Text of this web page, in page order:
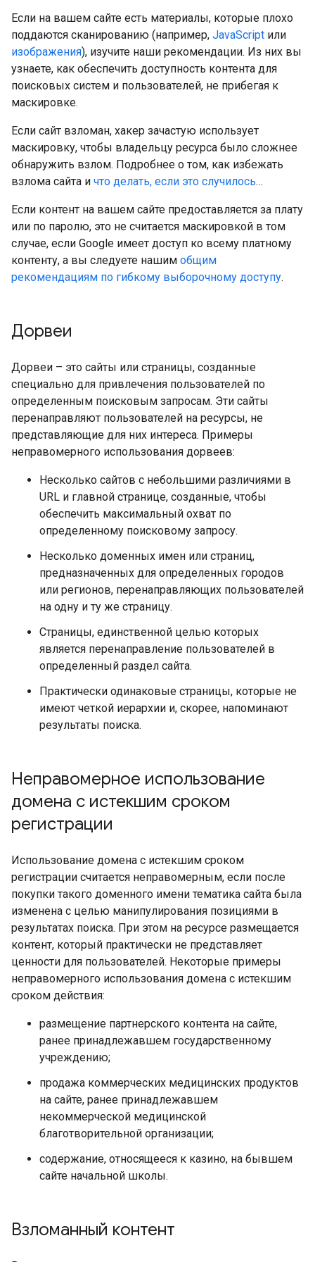
Если на вашем сайте есть материалы, которые плохо
поддаются сканированию (например, JavaScript или
изображения), изучите наши рекомендации. Из них вы
узнаете, как обеспечить доступность контента для
поисковых систем и пользователей, не прибегая к
маскировке.
Если сайт взломан, хакер зачастую использует
маскировку, чтобы владельцу ресурса было сложнее
обнаружить взлом. Подробнее о том, как избежать
взлома сайта и что делать, если это случилось…
Если контент на вашем сайте предоставляется за плату
или по паролю, это не считается маскировкой в том
случае, если Google имеет доступ ко всему платному
контенту, а вы следуете нашим общим
рекомендациям по гибкому выборочному доступу.
Дорвеи
Дорвеи – это сайты или страницы, созданные
специально для привлечения пользователей по
определенным поисковым запросам. Эти сайты
перенаправляют пользователей на ресурсы, не
представляющие для них интереса. Примеры
неправомерного использования дорвеев:
Несколько сайтов с небольшими различиями в
URL и главной странице, созданные, чтобы
обеспечить максимальный охват по
определенному поисковому запросу.
Несколько доменных имен или страниц,
предназначенных для определенных городов
или регионов, перенаправляющих пользователей
на одну и ту же страницу.
Страницы, единственной целью которых
является перенаправление пользователей в
определенный раздел сайта.
Практически одинаковые страницы, которые не
имеют четкой иерархии и, скорее, напоминают
результаты поиска.
Неправомерное использование
домена с истекшим сроком
регистрации
Использование домена с истекшим сроком
регистрации считается неправомерным, если после
покупки такого доменного имени тематика сайта была
изменена с целью манипулирования позициями в
результатах поиска. При этом на ресурсе размещается
контент, который практически не представляет
ценности для пользователей. Некоторые примеры
неправомерного использования домена с истекшим
сроком действия:
размещение партнерского контента на сайте,
ранее принадлежавшем государственному
учреждению;
продажа коммерческих медицинских продуктов
на сайте, ранее принадлежавшем
некоммерческой медицинской
благотворительной организации;
содержание, относящееся к казино, на бывшем
сайте начальной школы.
Взломанный контент